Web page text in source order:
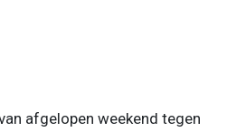
afgelopen weekend tegen